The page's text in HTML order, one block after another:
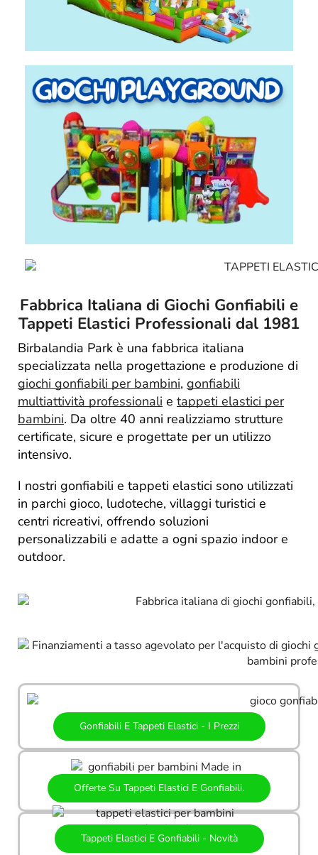
Fabbrica Italiana di Giochi Gonfiabili e
Tappeti Elastici Professionali dal 1981
Birbalandia Park è una fabbrica italiana
specializzata nella progettazione e produzione di
giochi gonfiabili per bambini, gonfiabili
multiattività professionali e tappeti elastici per
bambini. Da oltre 40 anni realizziamo strutture
certificate, sicure e progettate per un utilizzo
intensivo.
I nostri gonfiabili e tappeti elastici sono utilizzati
in parchi gioco, ludoteche, villaggi turistici e
centri ricreativi, offrendo soluzioni
personalizzabili e adatte a ogni spazio indoor e
outdoor.
Gonfiabili E Tappeti Elastici - I Prezzi
Offerte Su Tappeti Elastici E Gonfiabili.
Tappeti Elastici E Gonfiabili - Novità